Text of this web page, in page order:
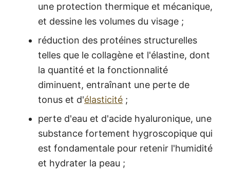
une protection thermique et mécanique,
et dessine les volumes du visage ;
réduction des protéines structurelles
telles que le collagène et l'élastine, dont
la quantité et la fonctionnalité
diminuent, entraînant une perte de
tonus et d'élasticité ;
perte d'eau et d'acide hyaluronique, une
substance fortement hygroscopique qui
est fondamentale pour retenir l'humidité
et hydrater la peau ;